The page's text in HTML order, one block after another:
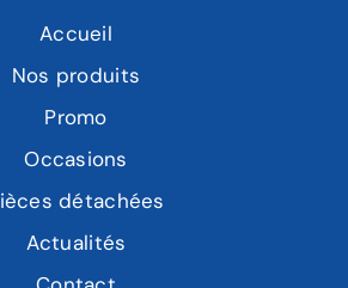
Accueil
Nos produits
Promo
Occasions
détachées
Actualités